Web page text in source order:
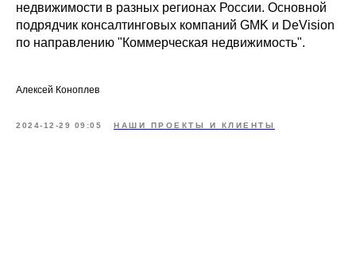
недвижимости в разных регионах России. Основной
подрядчик консалтинговых компаний GMK и DeVision
по направлению "Коммерческая недвижимость".
Алексей Коноплев
2024-12-29 09:05 НАШИ ПРОЕКТЫ И КЛИЕНТЫ